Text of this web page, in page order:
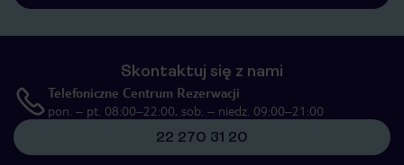
Skontaktuj się z nami
Telefoniczne Centrum Rezerwacji
pon. – pt. 08:00–22:00, sob. – niedz. 09:00–21:00
22 270 31 20